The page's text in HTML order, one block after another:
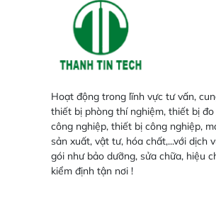
Hoạt động trong lĩnh vực tư vấn,
thiết bị phòng thí nghiệm, thiết bị
công nghiệp, thiết bị công nghiệp,
sản xuất, vật tư, hóa chất,...với dịch
gói như bảo dưỡng, sửa chữa, hiệu
kiểm định tận nơi !